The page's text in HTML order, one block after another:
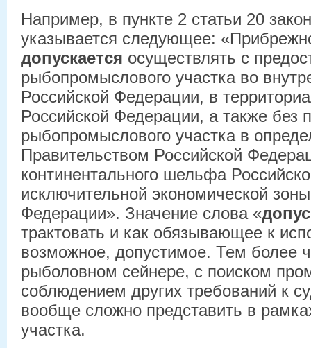
Например, в пункте 2 статьи 20
указывается следующее:
допускается осуществлять с
рыбопромыслового участка во
Российской Федерации, в
Российской Федерации, а также без
рыбопромыслового участка в
Правительством Российской
континентального шельфа
исключительной экономической
Федерации». Значение слова «
трактовать и как обязывающее к
возможное, допустимое. Тем более
рыболовном сейнере, с поиском
соблюдением других требований к
вообще сложно представить в
участка.